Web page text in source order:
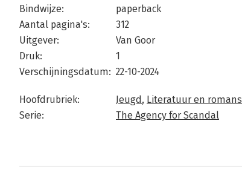
Bindwijze:
paperback
Aantal pagina's:
312
Uitgever:
Van Goor
Druk:
1
Verschijningsdatum: 22-10-2024
Hoofdrubriek: Jeugd, Literatuur en romans
Serie:
The Agency for Scandal